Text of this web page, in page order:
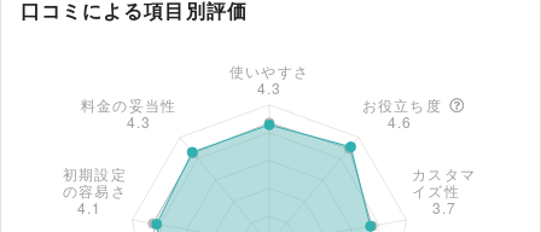
口コミによる項目別評価